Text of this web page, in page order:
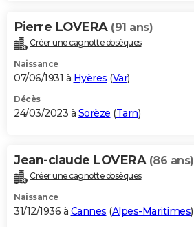
Pierre LOVERA (91 ans)
Créer une cagnotte obsèques
Naissance
07/06/1931 à Hyères (Var)
Décès
24/03/2023 à Sorèze (Tarn)
Jean-claude LOVERA (86 ans)
Créer une cagnotte obsèques
Naissance
31/12/1936 à Cannes (Alpes-Maritimes)